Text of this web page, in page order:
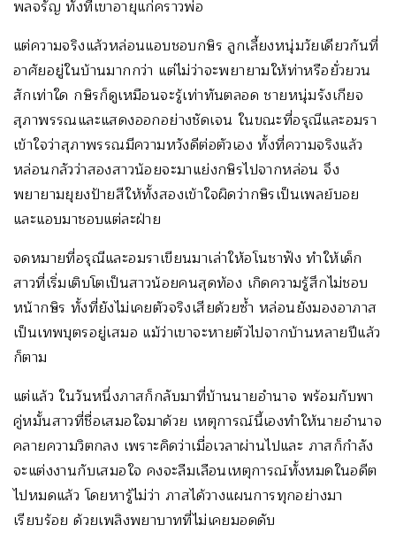
พลจรัญ ทั้งที่เขาอายุแก่คราวพ่อ
แต่ความจริงแล้วหล่อนแอบชอบกษิร ลูกเลี้ยงหนุ่มวัยเดียวกันที่
อาศัยอยู่ในบ้านมากกว่า แต่ไม่ว่าจะพยายามให้ท่าหรือยั่วยวน
สักเท่าใด กษิรก็ดูเหมือนจะรู้เท่าทันตลอด ชายหนุ่มรังเกียจ
สุภาพรรณและแสดงออกอย่างชัดเจน ในขณะที่อรุณีและอมรา
เข้าใจว่าสุภาพรรณมีความหวังดีต่อตัวเอง ทั้งที่ความจริงแล้ว
หล่อนกลัวว่าสองสาวน้อยจะมาแย่งกษิรไปจากหล่อน จึง
พยายามยุยงป้ายสีให้ทั้งสองเข้าใจผิดว่ากษิรเป็นเพลย์บอย
และแอบมาชอบแต่ละฝ่าย
จดหมายที่อรุณีและอมราเขียนมาเล่าให้อโนชาฟัง ทำให้เด็ก
สาวที่เริ่มเติบโตเป็นสาวน้อยคนสุดท้อง เกิดความรู้สึกไม่ชอบ
หน้ากษิร ทั้งที่ยังไม่เคยตัวจริงเสียด้วยซ้ำ หล่อนยังมองอาภาส
เป็นเทพบุตรอยู่เสมอ แม้ว่าเขาจะหายตัวไปจากบ้านหลายปีแล้ว
ก็ตาม
แต่แล้ว ในวันหนึ่งภาสก็กลับมาที่บ้านนายอำนาจ พร้อมกับพา
คู่หมั้นสาวที่ชื่อเสมอใจมาด้วย เหตุการณ์นี้เองทำให้นายอำนาจ
คลายความวิตกลง เพราะคิดว่าเมื่อเวลาผ่านไปและ ภาสก็กำลัง
จะแต่งงานกับเสมอใจ คงจะลืมเลือนเหตุการณ์ทั้งหมดในอดีต
ไปหมดแล้ว โดยหารู้ไม่ว่า ภาสได้วางแผนการทุกอย่างมา
เรียบร้อย ด้วยเพลิงพยาบาทที่ไม่เคยมอดดับ